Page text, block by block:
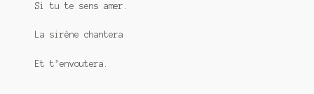
Si tu te sens amer.
La sirène chantera
Et t’envoutera.